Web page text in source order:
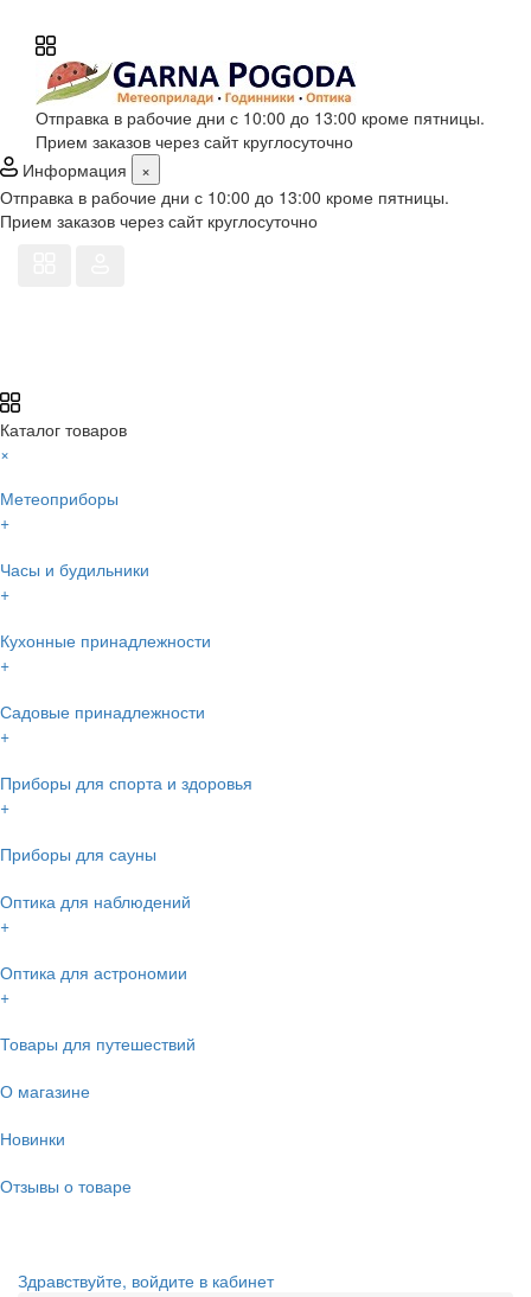
Отправка в рабочие дни с 10:00 до 13:00 кроме пятницы.
Прием заказов через сайт круглосуточно
Информация
×
Отправка в рабочие дни с 10:00 до 13:00 кроме пятницы.
Прием заказов через сайт круглосуточно
Каталог товаров
×
Метеоприборы
+
Часы и будильники
+
Кухонные принадлежности
+
Садовые принадлежности
+
Приборы для спорта и здоровья
+
Приборы для сауны
Оптика для наблюдений
+
Оптика для астрономии
+
Товары для путешествий
О магазине
Новинки
Отзывы о товаре
Здравствуйте, войдите в кабинет